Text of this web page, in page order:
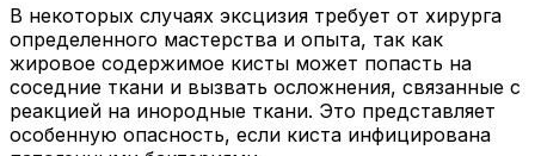
В некоторых случаях эксцизия требует от хирурга
определенного мастерства и опыта, так как
жировое содержимое кисты может попасть на
соседние ткани и вызвать осложнения, связанные с
реакцией на инородные ткани. Это представляет
особенную опасность, если киста инфицирована